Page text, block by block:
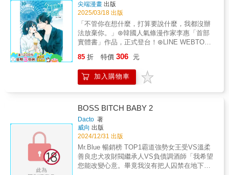
尖端漫畫 出版
2025/03/18 出版
「不管你在想什麼，打算要說什麼，我都沒辦
法放棄你。」 ⊛韓國人氣條漫作家李惠「首部
實體書」作品，正式登台！ ⊛LINE WEBTOON
分超高評價，一看就入迷！ ⊛同名真人版電視
劇由製作多部現象級韓劇《鬼怪》、《愛的迫
降》的tvN操刀， 《哲仁皇后》申惠善、《梨泰
甜到牙疼!!超越輪迴的愛情故事♥ 史上最會撩人
的女主角潘知音，今生也要積極向文瑞夏發動
直球攻勢!! 【故事簡介】 看著明知道如何不再記
得前世的方法， 卻選擇另一條路的潘知音， 敏
基決定把一切都告訴文瑞夏， 得知這件事情的
文瑞夏該如何反應…？ - 為愛轉世！《今生也請
多指教》浪漫原著至LINE WEBTOON 搶先看
>> https://lin.ee/omhNJ6e/wttw
85 折 特價 306 元
加入購物車
BOSS BITCH BABY 2
Dacto 著
威向 出版
2024/12/31 出版
Mr.Blue 暢銷榜 TOP1霸道強勢女王受VS溫柔
善良忠犬攻財閥繼承人VS負債調酒師「我希望
您能改變心意。畢竟我沒有把人囚禁在地下